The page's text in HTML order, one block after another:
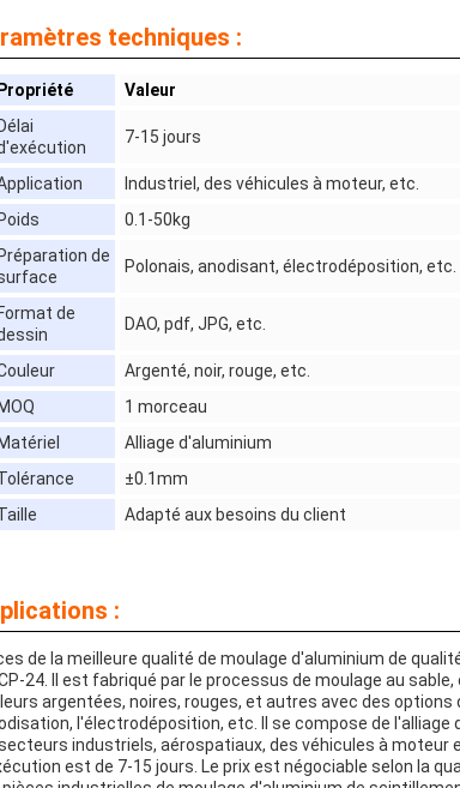
techniques :
Valeur
7-15 jours
Industriel, des véhicules à moteur, etc.
0.1-50kg
de
Polonais, anodisant, électrodéposition, etc.
de
DAO, pdf, JPG, etc.
Argenté, noir, rouge, etc.
1 morceau
Alliage d'aluminium
±0.1mm
Adapté aux besoins du client
:
de la meilleure qualité de moulage d'aluminium de
24. Il est fabriqué par le processus de moulage au
argentées, noires, rouges, et autres avec des
l'électrodéposition, etc. Il se compose de
industriels, aérospatiaux, des véhicules à
est de 7-15 jours. Le prix est négociable selon la